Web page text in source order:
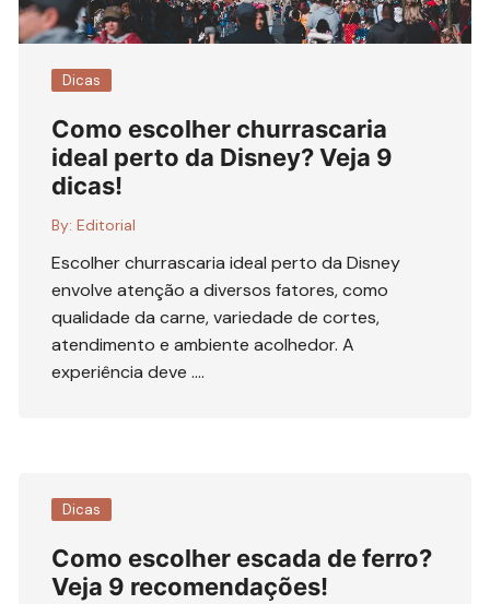
Dicas
Como escolher churrascaria
ideal perto da Disney? Veja 9
dicas!
By: Editorial
Escolher churrascaria ideal perto da Disney
envolve atenção a diversos fatores, como
qualidade da carne, variedade de cortes,
atendimento e ambiente acolhedor. A
experiência deve ….
Dicas
Como escolher escada de ferro?
Veja 9 recomendações!